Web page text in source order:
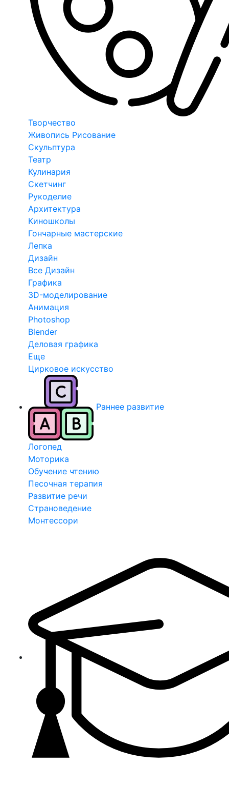
Творчество
Живопись Рисование
Скульптура
Театр
Кулинария
Скетчинг
Рукоделие
Архитектура
Киношколы
Гончарные мастерские
Лепка
Дизайн
Все Дизайн
Графика
3D-моделирование
Анимация
Photoshop
Blender
Деловая графика
Еще
Цирковое искусство
Раннее развитие
Логопед
Моторика
Обучение чтению
Песочная терапия
Развитие речи
Страноведение
Монтессори